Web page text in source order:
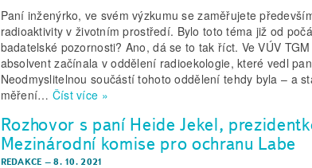
Paní inženýrko, ve svém výzkumu se zaměřujete
radioaktivity v životním prostředí. Bylo toto téma již od
badatelské pozornosti? Ano, dá se to tak říct. Ve VÚV
absolvent začínala v oddělení radioekologie, které vedl
Neodmyslitelnou součástí tohoto oddělení tehdy byla – a
měření… Číst více »
Rozhovor s paní Heide Jekel,
Mezinárodní komise pro ochranu Labe
REDAKCE –8. 10. 2021